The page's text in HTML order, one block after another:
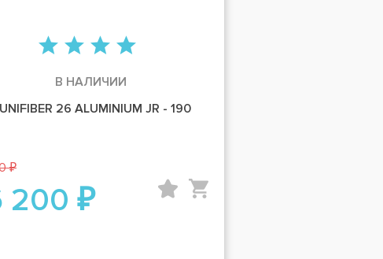
В НАЛИЧИИ
26 ALUMINIUM JR - 190
₽
200 ₽